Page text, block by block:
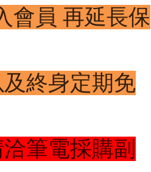
會員 再延長保
及終身定期免
筆電採購副